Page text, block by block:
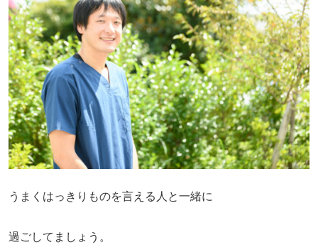
うまくはっきりものを言える人と一緒に
過ごしてましょう。